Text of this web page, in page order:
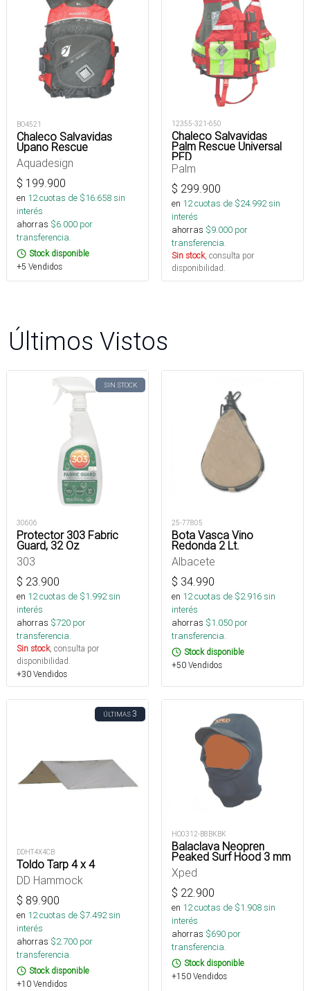
BO4521
Chaleco Salvavidas
Upano Rescue
Aquadesign
$ 199.900
en 12cuotas de $16.658sin
interés
ahorras $6.000 por
transferencia.
Stock disponible
+5 Vendidos
12355-321-650
Chaleco Salvavidas
Palm Rescue Universal
PFD
Palm
$ 299.900
en 12cuotas de $24.992sin
interés
ahorras $9.000 por
transferencia.
Sin stock, consulta por
disponibilidad.
Últimos Vistos
SIN STOCK
30606
Protector 303 Fabric
Guard, 32 Oz
303
$ 23.900
en 12cuotas de $1.992sin
interés
ahorras $720 por
transferencia.
Sin stock, consulta por
disponibilidad.
+30 Vendidos
25-77805
Bota Vasca Vino
Redonda 2 Lt.
Albacete
$ 34.990
en 12cuotas de $2.916sin
interés
ahorras $1.050 por
transferencia.
Stock disponible
+50 Vendidos
ÚLTIMAS3
DDHT4X4CB
Toldo Tarp 4 x 4
DD Hammock
$ 89.900
en 12cuotas de $7.492sin
interés
ahorras $2.700 por
transferencia.
Stock disponible
+10 Vendidos
HO0312-B8BKBK
Balaclava Neopren
Peaked Surf Hood 3 mm
Xped
$ 22.900
en 12cuotas de $1.908sin
interés
ahorras $690 por
transferencia.
Stock disponible
+150 Vendidos